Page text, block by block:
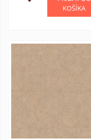
KOŠÍKA